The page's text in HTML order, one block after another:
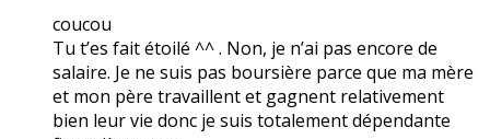
coucou
Tu t’es fait étoilé ^^ . Non, je n’ai pas encore de
salaire. Je ne suis pas boursière parce que ma mère
et mon père travaillent et gagnent relativement
bien leur vie donc je suis totalement dépendante